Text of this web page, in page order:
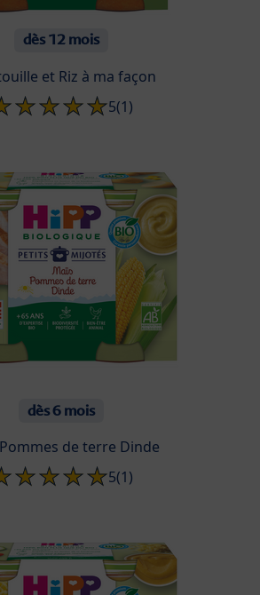
dès 12 mois
et Riz à ma façon
5(1)
dès 6 mois
de terre Dinde
5(1)